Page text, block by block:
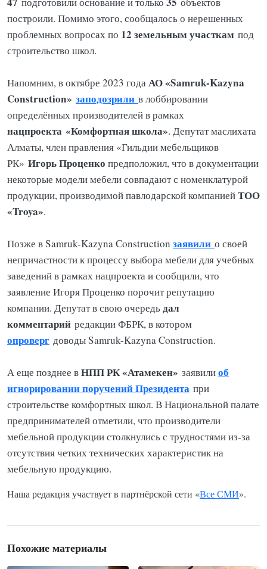
построили. Помимо этого, сообщалось о нерешенных
проблемных вопросах по 12 земельным участкам под
строительство школ.
Напомним, в октябре 2023 годаАО «Samruk-Kazyna
Construction» заподозрили в лоббировании
определённых производителей в рамках
нацпроекта «Комфортная школа». Депутат маслихата
Алматы, член правления «Гильдии мебельщиков
РК» Игорь Проценко предположил, что в документации
некоторые модели мебели совпадают с номенклатурой
продукции, производимой павлодарской компаниейТОО
«Troya».
Позже в Samruk-Kazyna Construction заявили о своей
непричастности к процессу выбора мебели для учебных
заведений в рамках нацпроекта и сообщили, что
заявление Игоря Проценко порочит репутацию
компании. Депутат в свою очередьдал
комментарий редакции ФБРК, в котором
опроверг доводы Samruk-Kazyna Construction.
А еще позднее вНПП РК «Атамекен» заявилиоб
игнорировании поручений Президента при
строительстве комфортных школ. В Национальной палате
предпринимателей отметили, что производители
мебельной продукции столкнулись с трудностями из-за
отсутствия четких технических характеристик на
мебельную продукцию.
Наша редакция участвует в партнёрской сети «Все СМИ».
Похожие материалы